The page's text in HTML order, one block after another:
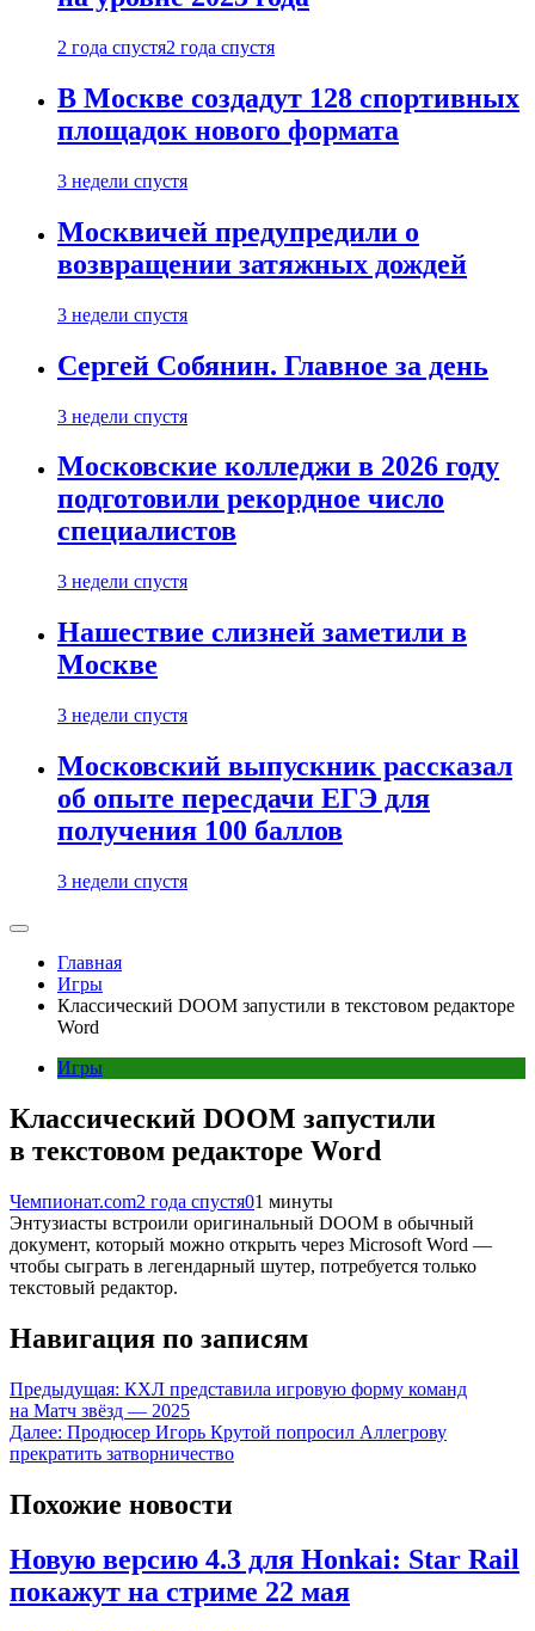
2 года спустя2 года спустя
В Москве создадут 128 спортивных
площадок нового формата
3 недели спустя
Москвичей предупредили о
возвращении затяжных дождей
3 недели спустя
Сергей Собянин. Главное за день
3 недели спустя
Московские колледжи в 2026 году
подготовили рекордное число
специалистов
3 недели спустя
Нашествие слизней заметили в
Москве
3 недели спустя
Московский выпускник рассказал
об опыте пересдачи ЕГЭ для
получения 100 баллов
3 недели спустя
Главная
Игры
Классический DOOM запустили в текстовом редакторе
Word
Игры
Классический DOOM запустили
в текстовом редакторе Word
Чемпионат.com2 года спустя01 минуты
Энтузиасты встроили оригинальный DOOM в обычный
документ, который можно открыть через Microsoft Word —
чтобы сыграть в легендарный шутер, потребуется только
текстовый редактор.
Навигация по записям
Предыдущая: КХЛ представила игровую форму команд
на Матч звёзд — 2025
Далее: Продюсер Игорь Крутой попросил Аллегрову
прекратить затворничество
Похожие новости
Новую версию 4.3 для Honkai: Star Rail
покажут на стриме 22 мая